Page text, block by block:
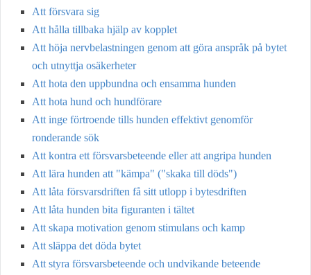
Att försvara sig
Att hålla tillbaka hjälp av kopplet
Att höja nervbelastningen genom att göra anspråk på bytet
och utnyttja osäkerheter
Att hota den uppbundna och ensamma hunden
Att hota hund och hundförare
Att inge förtroende tills hunden effektivt genomför
ronderande sök
Att kontra ett försvarsbeteende eller att angripa hunden
Att lära hunden att "kämpa" ("skaka till döds")
Att låta försvarsdriften få sitt utlopp i bytesdriften
Att låta hunden bita figuranten i tältet
Att skapa motivation genom stimulans och kamp
Att släppa det döda bytet
Att styra försvarsbeteende och undvikande beteende